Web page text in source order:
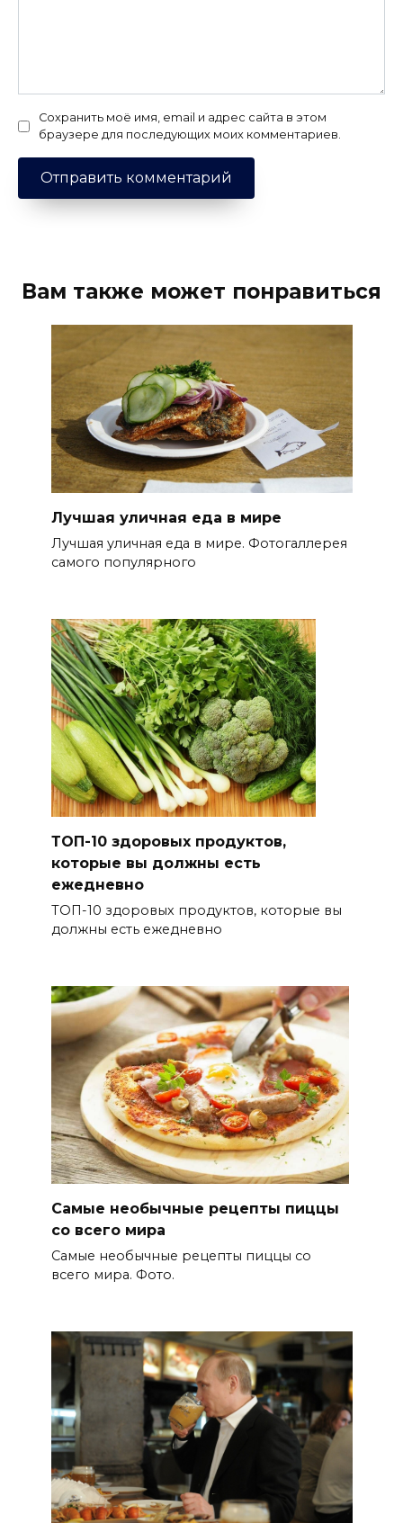
Сохранить моё имя, email и адрес сайта в этом
браузере для последующих моих комментариев.
Вам также может понравиться
Лучшая уличная еда в мире
Лучшая уличная еда в мире. Фотогаллерея
самого популярного
ТОП-10 здоровых продуктов,
которые вы должны есть
ежедневно
ТОП-10 здоровых продуктов, которые вы
должны есть ежедневно
Самые необычные рецепты пиццы
со всего мира
Самые необычные рецепты пиццы со
всего мира. Фото.